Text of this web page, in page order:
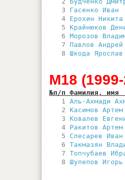
   3
   4
   5
   6
   7
   8
Шкода
М18 (1999-
№п/п Фамилия,
   1
Аль-
   2
   3
   4
   5
   6
   7
   8